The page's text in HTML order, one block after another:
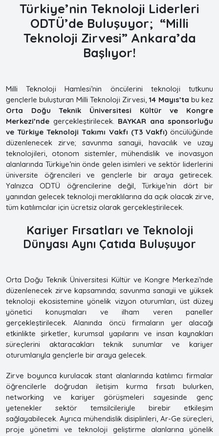
Türkiye’nin Teknoloji Liderleri
ODTÜ’de Buluşuyor; “Milli
Teknoloji Zirvesi” Ankara’da
Başlıyor!
Milli Teknoloji Hamlesi’nin öncülerini teknoloji tutkunu
gençlerle buluşturan Milli Teknoloji Zirvesi,14 Mayıs’ta bu kez
Orta Doğu Teknik Üniversitesi Kültür ve Kongre
Merkezi’nde gerçekleştirilecek. BAYKAR ana sponsorluğu
ve Türkiye Teknoloji Takımı Vakfı (T3 Vakfı) öncülüğünde
düzenlenecek zirve; savunma sanayii, havacılık ve uzay
teknolojileri, otonom sistemler, mühendislik ve inovasyon
alanlarında Türkiye’nin önde gelen isimleri ve sektör liderlerini
üniversite öğrencileri ve gençlerle bir araya getirecek.
Yalnızca ODTÜ öğrencilerine değil, Türkiye’nin dört bir
yanından gelecek teknoloji meraklılarına da açık olacak zirve,
tüm katılımcılar için ücretsiz olarak gerçekleştirilecek.
Kariyer Fırsatları ve Teknoloji
Dünyası Aynı Çatıda Buluşuyor
Orta Doğu Teknik Üniversitesi Kültür ve Kongre Merkezi’nde
düzenlenecek zirve kapsamında; savunma sanayii ve yüksek
teknoloji ekosistemine yönelik vizyon oturumları, üst düzey
yönetici konuşmaları ve ilham veren paneller
gerçekleştirilecek. Alanında öncü firmaların yer alacağı
etkinlikte şirketler, kurumsal yapılarını ve insan kaynakları
süreçlerini aktaracakları teknik sunumlar ve kariyer
oturumlarıyla gençlerle bir araya gelecek.
Zirve boyunca kurulacak stant alanlarında katılımcı firmalar
öğrencilerle doğrudan iletişim kurma fırsatı bulurken,
networking ve kariyer görüşmeleri sayesinde genç
yetenekler sektör temsilcileriyle birebir etkileşim
sağlayabilecek. Ayrıca mühendislik disiplinleri, Ar-Ge süreçleri,
proje yönetimi ve teknoloji geliştirme alanlarına yönelik